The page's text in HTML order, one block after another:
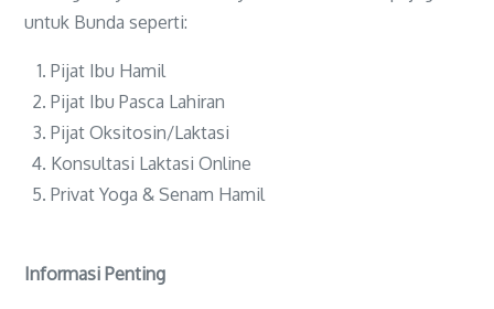
untuk Bunda seperti:
Pijat Ibu Hamil
Pijat Ibu Pasca Lahiran
Pijat Oksitosin/Laktasi
Konsultasi Laktasi Online
Privat Yoga & Senam Hamil
Informasi Penting